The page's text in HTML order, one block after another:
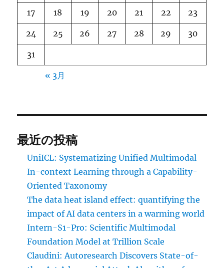
17 18 19 20 21 22 23
24 25 26 27 28 29 30
31
« 3月
最近の投稿
UniICL: Systematizing Unified Multimodal
In-context Learning through a Capability-
Oriented Taxonomy
The data heat island effect: quantifying the
impact of AI data centers in a warming world
Intern-S1-Pro: Scientific Multimodal
Foundation Model at Trillion Scale
Claudini: Autoresearch Discovers State-of-